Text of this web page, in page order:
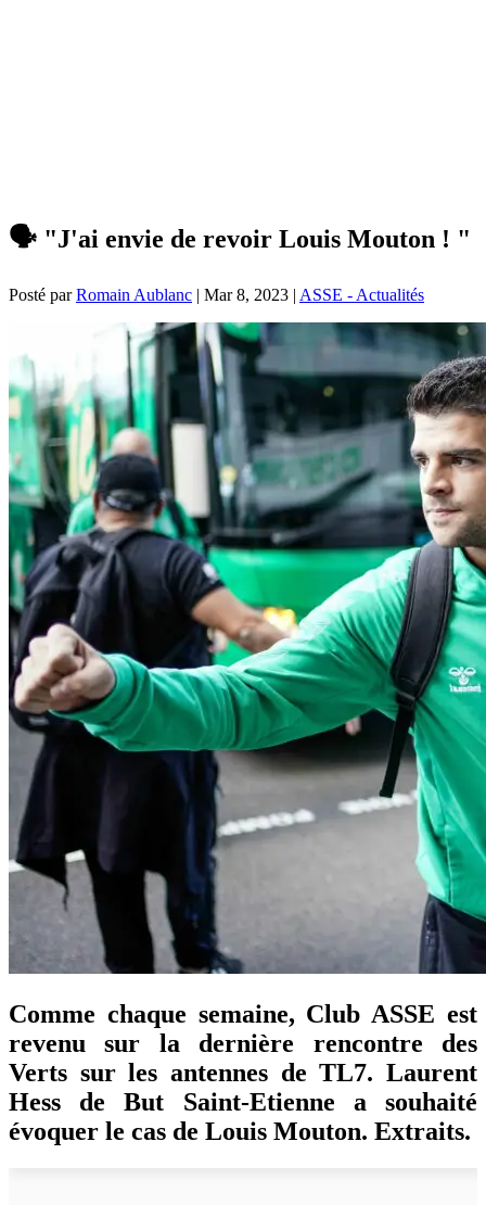
🗣 "J'ai envie de revoir Louis Mouton ! "
Posté parRomain Aublanc | Mar 8, 2023 | ASSE - Actualités
Comme chaque semaine, Club ASSE est
revenu sur la dernière rencontre des
Verts sur les antennes de TL7. Laurent
Hess de But Saint-Etienne a souhaité
évoquer le cas de Louis Mouton. Extraits.